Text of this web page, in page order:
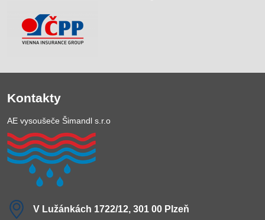
Kontakty
AE vysoušeče Šimandl s.r.o
V Lužánkách 1722/12, 301 00 Plzeň